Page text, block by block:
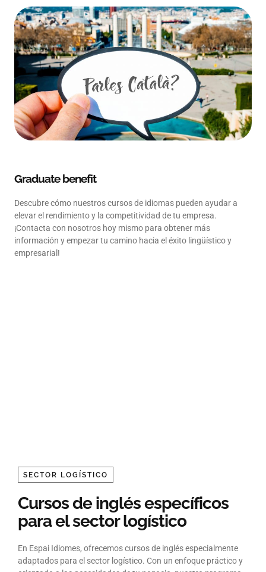
Graduate benefit
Descubre cómo nuestros cursos de idiomas pueden ayudar a
elevar el rendimiento y la competitividad de tu empresa.
¡Contacta con nosotros hoy mismo para obtener más
información y empezar tu camino hacia el éxito lingüístico y
empresarial!
SECTOR LOGÍSTICO
Cursos de inglés específicos
para el sector logístico
En Espai Idiomes, ofrecemos cursos de inglés especialmente
adaptados para el sector logístico. Con un enfoque práctico y